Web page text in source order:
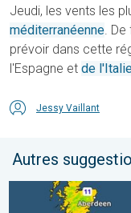
Jeudi, les vents les
méditerranéenne.
prévoir dans cette
l'Espagne et de
Jessy Vaillant
Autres
Des nuits plus